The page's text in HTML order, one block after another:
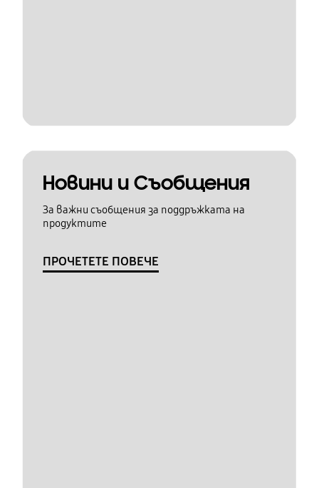
Новини и Съобщения
За важни съобщения за поддръжката на
продуктите
ПРОЧЕТЕТЕ ПОВЕЧЕ